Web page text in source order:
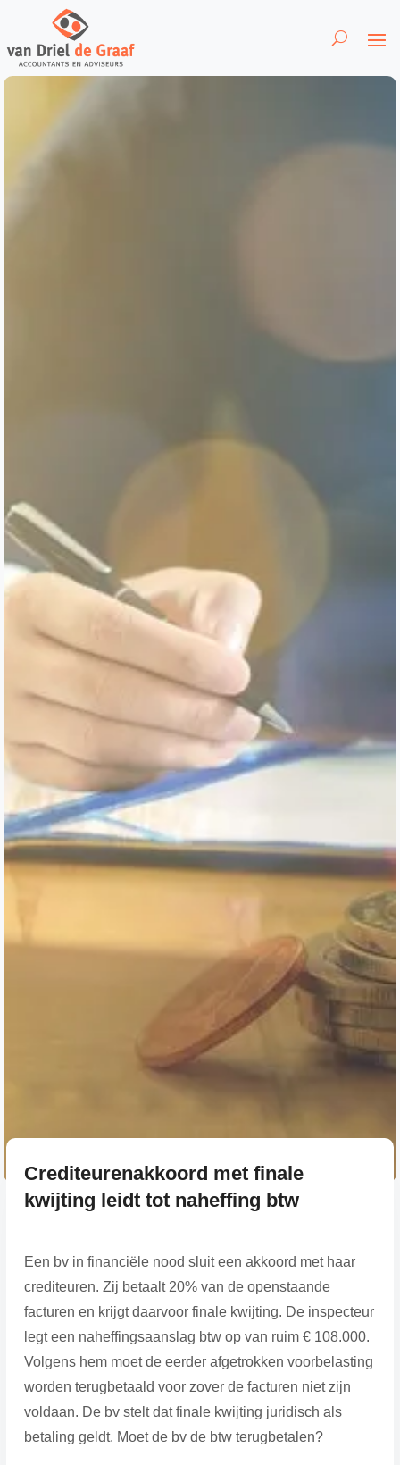
Crediteurenakkoord met finale
kwijting leidt tot naheffing btw
Een bv in financiële nood sluit een akkoord met haar
crediteuren. Zij betaalt 20% van de openstaande
facturen en krijgt daarvoor finale kwijting. De inspecteur
legt een naheffingsaanslag btw op van ruim € 108.000.
Volgens hem moet de eerder afgetrokken voorbelasting
worden terugbetaald voor zover de facturen niet zijn
voldaan. De bv stelt dat finale kwijting juridisch als
betaling geldt. Moet de bv de btw terugbetalen?